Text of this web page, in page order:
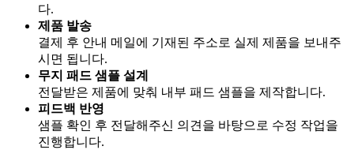
다.
제품 발송
결제 후 안내 메일에 기재된 주소로 실제 제품을 보내주
시면 됩니다.
무지 패드 샘플 설계
전달받은 제품에 맞춰 내부 패드 샘플을 제작합니다.
피드백 반영
샘플 확인 후 전달해주신 의견을 바탕으로 수정 작업을
진행합니다.